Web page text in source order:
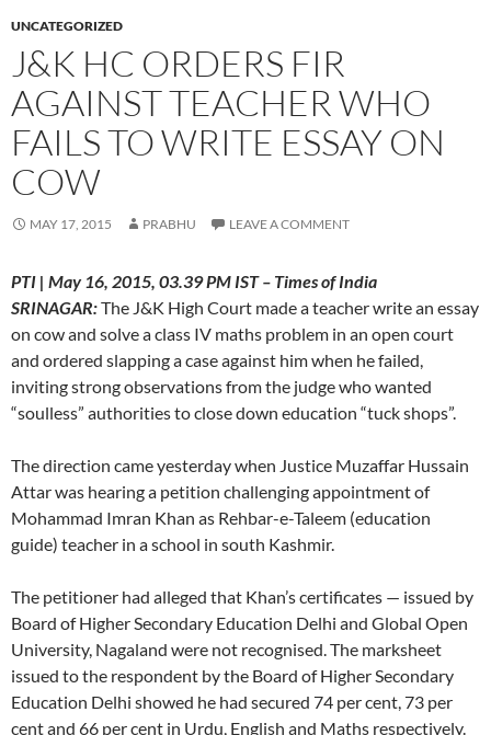
UNCATEGORIZED
J&K HC ORDERS FIR
AGAINST TEACHER WHO
FAILS TO WRITE ESSAY ON
COW
MAY 17, 2015 PRABHU LEAVE A COMMENT
PTI | May 16, 2015, 03.39 PM IST – Times of India
SRINAGAR:The J&K High Court made a teacher write an essay
on cow and solve a class IV maths problem in an open court
and ordered slapping a case against him when he failed,
inviting strong observations from the judge who wanted
“soulless” authorities to close down education “tuck shops”.
The direction came yesterday when Justice Muzaffar Hussain
Attar was hearing a petition challenging appointment of
Mohammad Imran Khan as Rehbar-e-Taleem (education
guide) teacher in a school in south Kashmir.
The petitioner had alleged that Khan’s certificates — issued by
Board of Higher Secondary Education Delhi and Global Open
University, Nagaland were not recognised. The marksheet
issued to the respondent by the Board of Higher Secondary
Education Delhi showed he had secured 74 per cent, 73 per
cent and 66 per cent in Urdu, English and Maths respectively.